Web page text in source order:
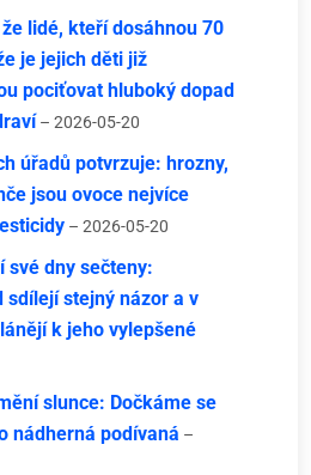
lidé, kteří dosáhnou 70
je jejich děti již
pociťovat hluboký dopad
– 2026-05-20
úřadů potvrzuje: hrozny,
jsou ovoce nejvíce
– 2026-05-20
své dny sečteny:
sdílejí stejný názor a v
k jeho vylepšené
slunce: Dočkáme se
nádherná podívaná –